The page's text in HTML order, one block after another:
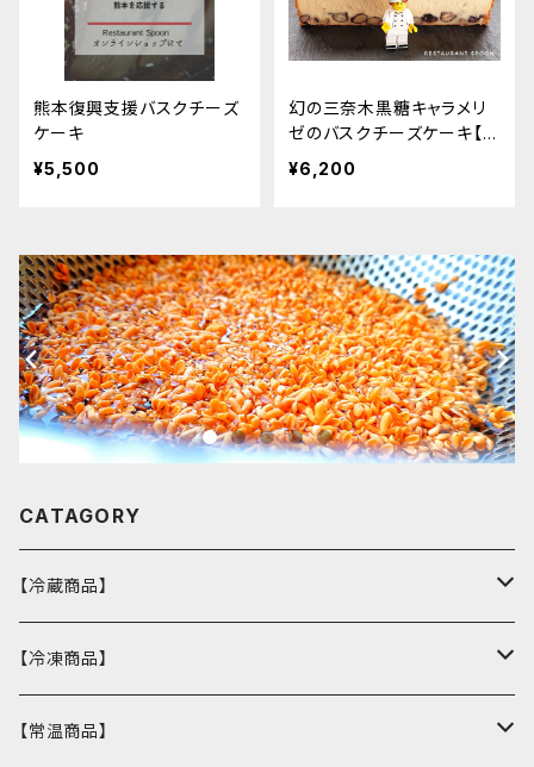
熊本復興支援バスクチーズ
ケーキ
¥5,500
幻の三奈木黒糖キャラメリ
ゼのバスクチーズケーキ【2
本入りギフト包装】
¥6,200
CATAGORY
【冷蔵商品】
バスクチーズケーキ
ウィークエンドシトロン
【冷凍商品】
カヌレ
【常温商品】